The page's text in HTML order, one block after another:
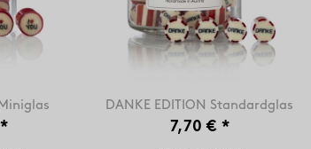
*
DANKE EDITION Standardglas
7,70 € *